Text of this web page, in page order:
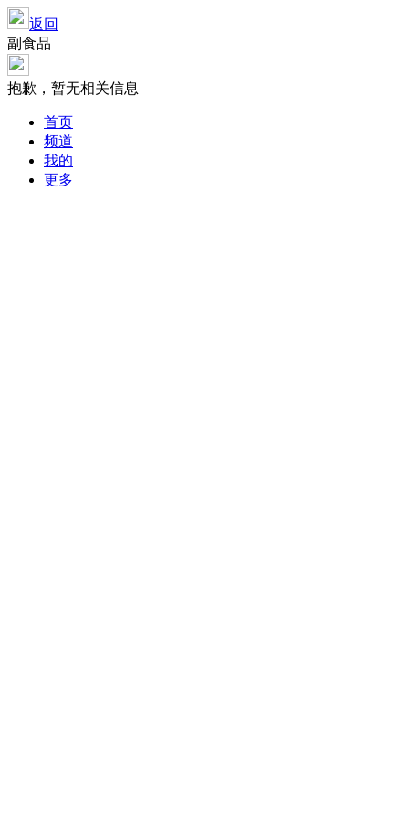
返回
副食品
抱歉，暂无相关信息
首页
频道
我的
更多